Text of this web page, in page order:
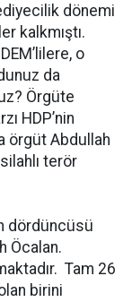
dönemi
kalkmıştı.
o
da
Örgüte
HDP’nin
örgüt Abdullah
terör
dördüncüsü
Öcalan.
Tam 26
birini